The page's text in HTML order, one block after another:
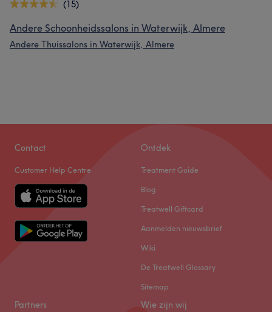
(15)
Andere Schoonheidssalons in Waterwijk, Almere
Andere Thuissalons in Waterwijk, Almere
Contact
Customer Help Centre
Ontdek
Treatment Guide
Blog
Treatwell Giftcard
Aanmelden nieuwsbrief
Wiki
De Treatwell Glossary
Sitemap
Partners Wie zijn wij